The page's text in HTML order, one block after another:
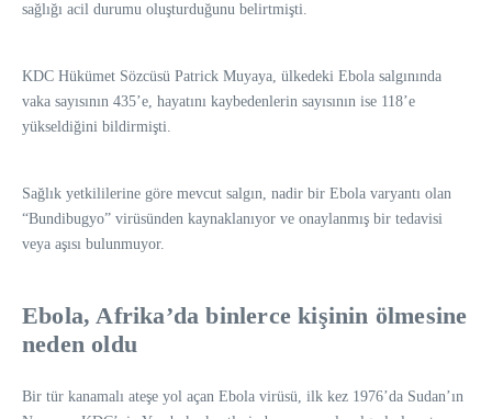
sağlığı acil durumu oluşturduğunu belirtmişti.
KDC Hükümet Sözcüsü Patrick Muyaya, ülkedeki Ebola salgınında
vaka sayısının 435’e, hayatını kaybedenlerin sayısının ise 118’e
yükseldiğini bildirmişti.
Sağlık yetkililerine göre mevcut salgın, nadir bir Ebola varyantı olan
“Bundibugyo” virüsünden kaynaklanıyor ve onaylanmış bir tedavisi
veya aşısı bulunmuyor.
Ebola, Afrika’da binlerce kişinin ölmesine
neden oldu
Bir tür kanamalı ateşe yol açan Ebola virüsü, ilk kez 1976’da Sudan’ın